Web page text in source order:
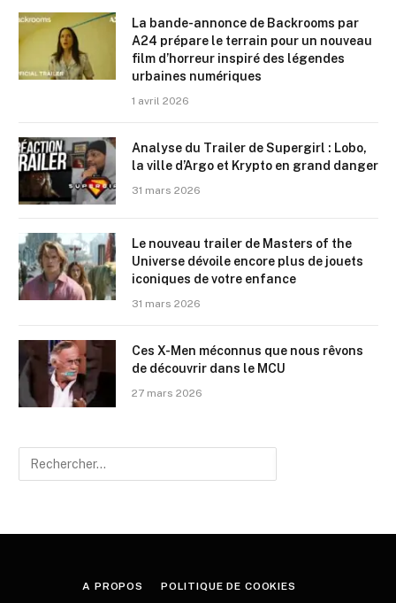
La bande-annonce de Backrooms par
A24 prépare le terrain pour un nouveau
film d’horreur inspiré des légendes
urbaines numériques
1 avril 2026
Analyse du Trailer de Supergirl : Lobo,
la ville d’Argo et Krypto en grand danger
31 mars 2026
Le nouveau trailer de Masters of the
Universe dévoile encore plus de jouets
iconiques de votre enfance
31 mars 2026
Ces X-Men méconnus que nous rêvons
de découvrir dans le MCU
27 mars 2026
A PROPOS POLITIQUE DE COOKIES